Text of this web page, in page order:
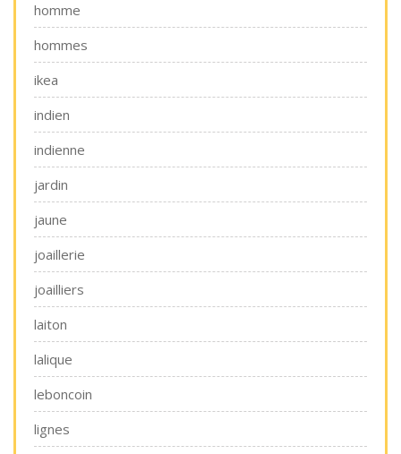
homme
hommes
ikea
indien
indienne
jardin
jaune
joaillerie
joailliers
laiton
lalique
leboncoin
lignes